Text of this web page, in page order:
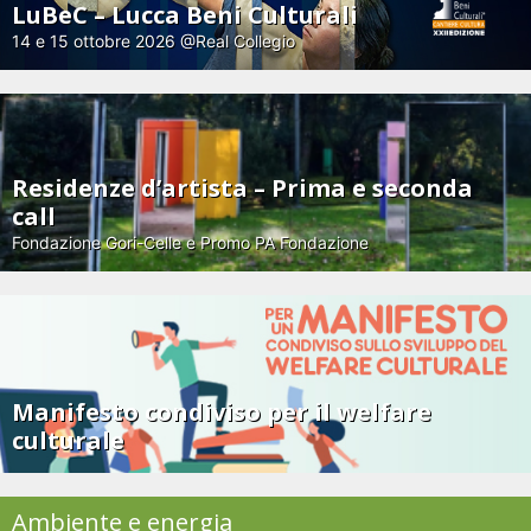
LuBeC – Lucca Beni Culturali
14 e 15 ottobre 2026 @Real Collegio
Residenze d’artista – Prima e seconda
call
Fondazione Gori-Celle e Promo PA Fondazione
Manifesto condiviso per il welfare
culturale
Ambiente e energia